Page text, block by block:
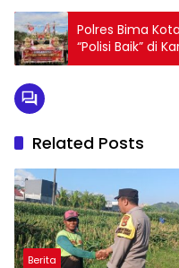
Polres Bima
“Polisi Baik” di
Related Posts
Berita